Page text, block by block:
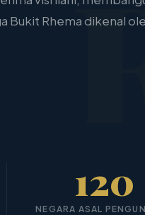
Bukit Rhema dikenal
120
NEGARA ASAL